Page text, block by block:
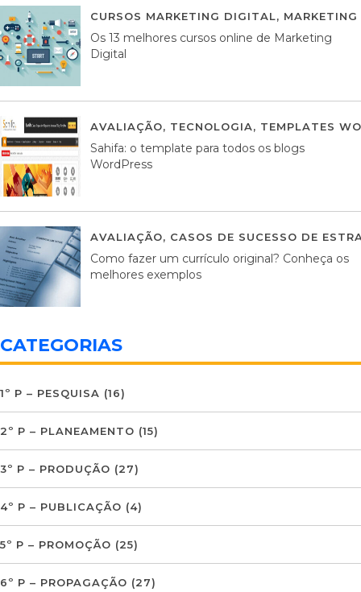
CURSOS MARKETING DIGITAL,
Os 13 melhores cursos online de Marketing
Digital
AVALIAÇÃO, TECNOLOGIA, TEMPLATES
Sahifa: o template para todos os blogs
WordPress
AVALIAÇÃO, CASOS DE SUCESSO DE
Como fazer um currículo original? Conheça os
melhores exemplos
CATEGORIAS
1º P – PESQUISA (16)
2º P – PLANEAMENTO (15)
3º P – PRODUÇÃO (27)
4º P – PUBLICAÇÃO (4)
5º P – PROMOÇÃO (25)
6º P – PROPAGAÇÃO (27)